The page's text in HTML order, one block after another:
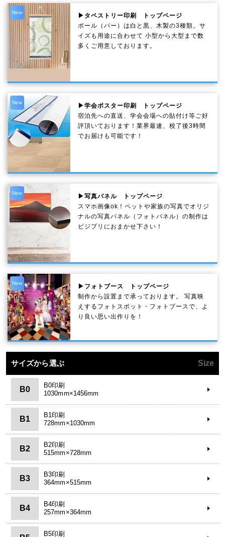
New
▶タペストリー印刷 トップページ
ポール（バー）は白と黒、木製の3種類。サ
イズも用途に合わせて 小型から大型まで数
多くご用意しております。
New
▶学会ポスター印刷 トップページ
宿泊先への直送、学会会場への貼付け等ご好
評頂いております！業界最速、校了後3時間
でお届けも可能です！
New
▶写真パネル トップページ
スマホ画像ok！ペットや家族の写真でオリジ
ナルの写真パネル（フォトパネル）の制作は
ビジプリにおまかせ下さい！
New
▶フォトブース トップページ
制作から設置まで承っております。 写真映
えするフォトスポット・フォトブースで、よ
り良い思い出作りを！
サイズから選ぶ Size
B0
B0印刷
1030mm×1456mm
B1
B1印刷
728mm×1030mm
B2
B2印刷
515mm×728mm
B3
B3印刷
364mm×515mm
B4
B4印刷
257mm×364mm
B5印刷